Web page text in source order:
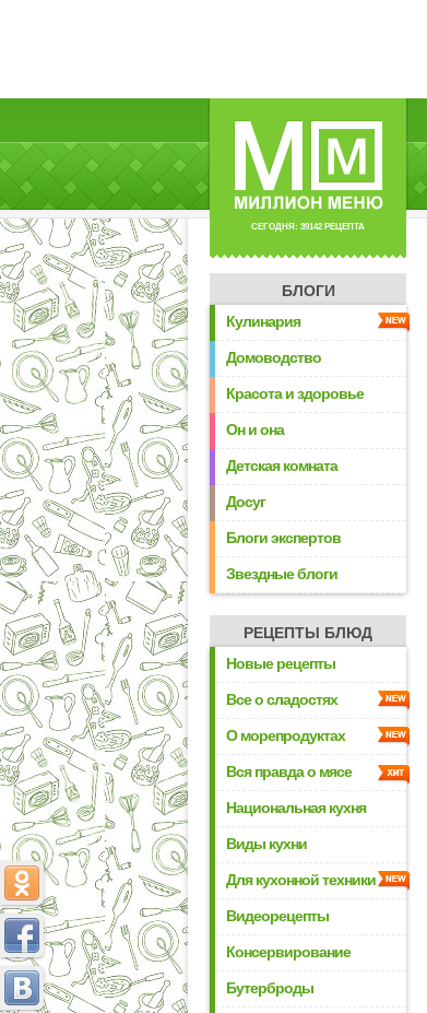
СЕГОДНЯ: 39142 РЕЦЕПТА
БЛОГИ
Кулинария
Домоводство
Красота и здоровье
Он и она
Детская комната
Досуг
Блоги экспертов
Звездные блоги
РЕЦЕПТЫ БЛЮД
Новые рецепты
Все о сладостях
О морепродуктах
Вся правда о мясе
Национальная кухня
Виды кухни
Для кухонной техники
Видеорецепты
Консервирование
Бутерброды